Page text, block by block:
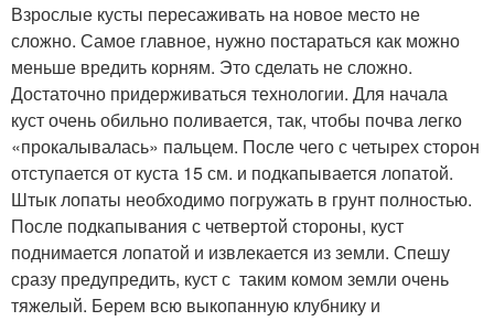
Взрослые кусты пересаживать на новое место не
сложно. Самое главное, нужно постараться как можно
меньше вредить корням. Это сделать не сложно.
Достаточно придерживаться технологии. Для начала
куст очень обильно поливается, так, чтобы почва легко
«прокалывалась» пальцем. После чего с четырех сторон
отступается от куста 15 см. и подкапывается лопатой.
Штык лопаты необходимо погружать в грунт полностью.
После подкапывания с четвертой стороны, куст
поднимается лопатой и извлекается из земли. Спешу
сразу предупредить, куст с таким комом земли очень
тяжелый. Берем всю выкопанную клубнику и